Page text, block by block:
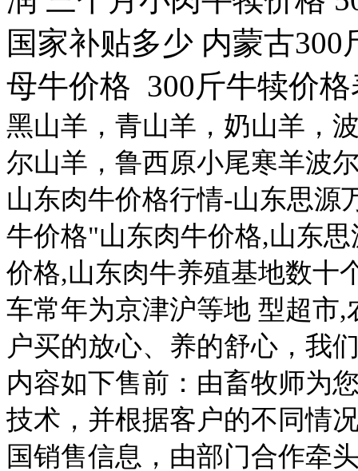
国家补贴多少 内蒙古
母牛价格 300斤牛犊价格
黑山羊，青山羊，奶山羊，
尔山羊，鲁西原小尾寒羊波
山东肉牛价格行情-山东思源
牛价格"山东肉牛价格,山东
价格,山东肉牛养殖基地数十
车常年为京津沪等地 型超市
户买的放心、养的舒心，我
内容如下售前：由畜牧师为
技术，并根据客户的不同情
国销售信息，由部门合作牵